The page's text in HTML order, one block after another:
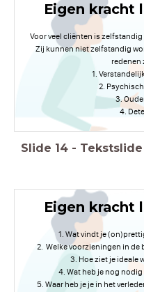
Eigen kracht
Voor veel cliënten is
Zij kunnen niet zelfstandig
redenen
Slide 14 - Tekstslide
Eigen kracht
Wat vindt je
Welke voorzieningen in de
Hoe ziet je ideale
Wat heb je nog
Waar heb je je in het